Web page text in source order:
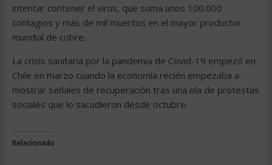
intentar contener el virus, que suma unos 100.000
contagios y más de mil muertos en el mayor productor
mundial de cobre.
La crisis sanitaria por la pandemia de Covid-19 empezó en
Chile en marzo cuando la economía recién empezaba a
mostrar señales de recuperación tras una ola de protestas
sociales que lo sacudieron desde octubre.
Relacionado